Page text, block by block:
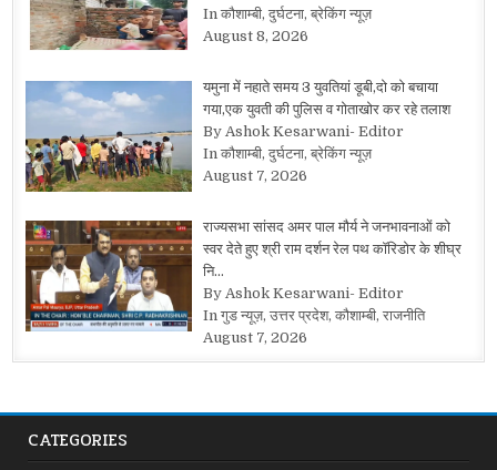
In कौशाम्बी, दुर्घटना, ब्रेकिंग न्यूज़
August 8, 2026
यमुना में नहाते समय 3 युवतियां डूबी,दो को बचाया
गया,एक युवती की पुलिस व गोताखोर कर रहे तलाश
By Ashok Kesarwani- Editor
In कौशाम्बी, दुर्घटना, ब्रेकिंग न्यूज़
August 7, 2026
राज्यसभा सांसद अमर पाल मौर्य ने जनभावनाओं को
स्वर देते हुए श्री राम दर्शन रेल पथ कॉरिडोर के शीघ्र
नि…
By Ashok Kesarwani- Editor
In गुड न्यूज़, उत्तर प्रदेश, कौशाम्बी, राजनीति
August 7, 2026
CATEGORIES